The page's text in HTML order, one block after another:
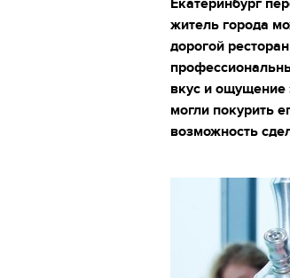
Екатеринбург
житель города
дорогой
вкус и ощущение
могли покурить
возможность